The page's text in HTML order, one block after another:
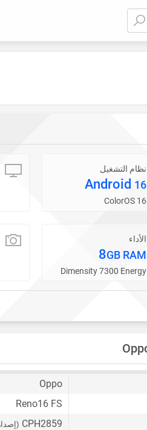
نظام التشغيل
Android 16
ColorOS 16
الأداء
8GB RAM
Dimensity 7300 Energy
Oppo
Reno16 FS
CPH2859